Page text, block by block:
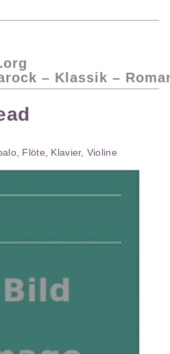
– Klassik –
, Flöte Klavier, Violine